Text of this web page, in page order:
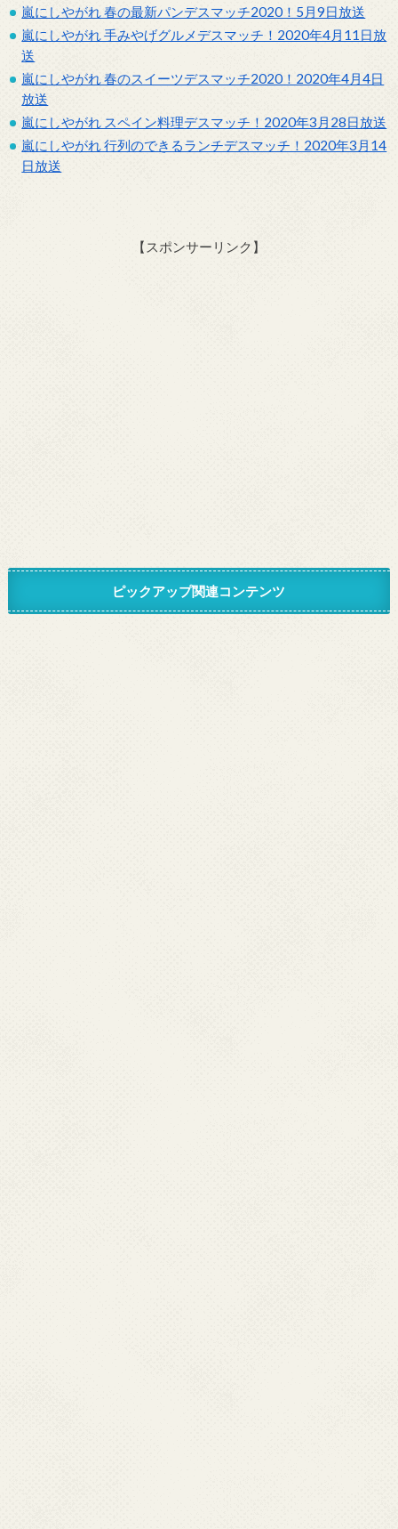
嵐にしやがれ 春の最新パンデスマッチ2020！5月9日放送
嵐にしやがれ 手みやげグルメデスマッチ！2020年4月11日放
送
嵐にしやがれ 春のスイーツデスマッチ2020！2020年4月4日
放送
嵐にしやがれ スペイン料理デスマッチ！2020年3月28日放送
嵐にしやがれ 行列のできるランチデスマッチ！2020年3月14
日放送
【スポンサーリンク】
ピックアップ関連コンテンツ